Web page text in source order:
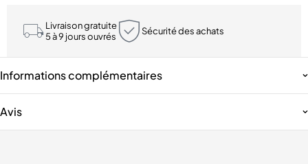
Livraison gratuite
5 à 9 jours ouvrés
Sécurité des achats
Informations complémentaires
Avis